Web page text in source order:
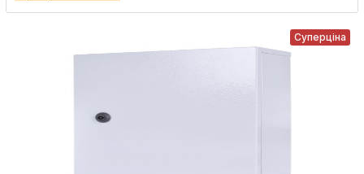
Суперціна